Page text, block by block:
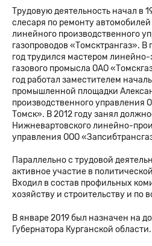
Трудовую деятельность начал в
слесаря по ремонту
линейного производственного
газопроводов «Томсктрангаз».
год трудился мастером
газового промысла ОАО
год работал заместителем
промышленной площадки
производственного управления
Томск». В 2012 году занял
Нижневартовского линейно-
управления ООО
Параллельно с трудовой
активное участие в
Входил в состав профильных
хозяйству и строительству и по
В январе 2019 был назначен на
Губернатора Курганской области.